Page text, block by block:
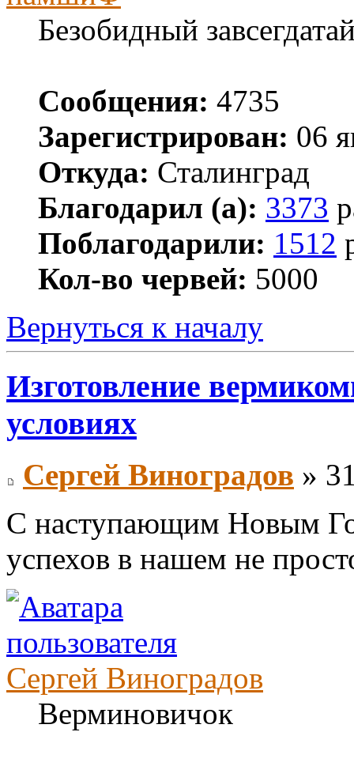
Безобидный
Сообщения: 4735
Зарегистрирован: 06
Откуда: Сталинград
Благодарил (а): 3373
Поблагодарили: 1512
Кол-во червей: 5000
Вернуться к началу
Изготовление
условиях
Сергей Виноградов »
С наступающим Новым
успехов в нашем не
Сергей Виноградов
Верминовичок